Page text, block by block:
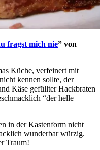
fragst mich nie” von
Küche, verfeinert mit
kennen sollte, der
Käse gefüllter Hackbraten
“der helle
in der Kastenform nicht
wunderbar würzig.
Traum!